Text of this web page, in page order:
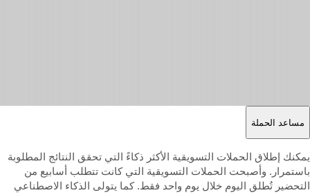
مساعد الحملة
إطلاق الحملات التسويقية الأكثر ذكاءً التي تحقق النتائج المطلوبة
وأصبحت الحملات التسويقية التي كانت تتطلب أسابيع من
تُطلق اليوم خلال يوم واحد فقط. كما يتولى الذكاء الاصطناعي